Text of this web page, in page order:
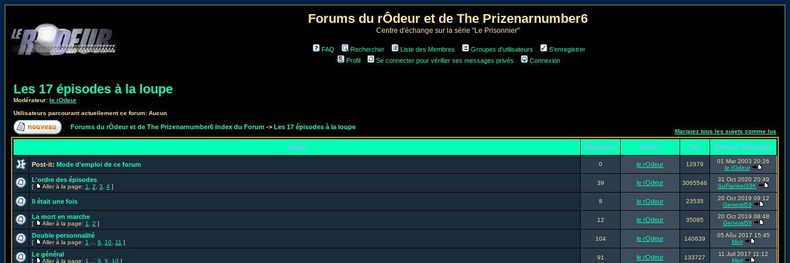
Forums du rÔdeur et de The Prizenarnumber6
Centre d'échange sur la série "Le Prisonnier"
FAQ Rechercher Liste des Membres Groupes d'utilisateurs
S'enregistrer
Profil
Se connecter pour vérifier ses messages privés Connexion
Les 17 épisodes à la loupe
Modérateur: le rOdeur
Utilisateurs parcourant actuellement ce forum: Aucun
Forums du rÔdeur et de The Prizenarnumber6 Index du Forum -> Les 17 épisodes à la loupe
Marquez tous les sujets comme lus
Sujets Réponses Auteur Vus Derniers Messages
Post-it: Mode d'emploi de ce forum 0 le rOdeur 12979
01 Mar 2003 20:26
le rOdeur
L'ordre des épisodes
[ Aller à la page: 1 2 3 4 ]
39 le rOdeur 3065546
31 Oct 2020 20:49
SuFlanker33K
Il était une fois 8 le rOdeur 23535
20 Oct 2019 09:12
General59
La mort en marche
[ Aller à la page: 1 2 ]
12 le rOdeur 35085
20 Oct 2019 08:48
General59
Double personnalité
[ Aller à la page: 1 9 10 11 ]
104 le rOdeur 140639
05 Aôu 2017 15:45
Mori
Le général
[ Aller à la page: 1 8 9 10 ]
91 le rOdeur 133727
11 Juil 2017 11:12
Mori